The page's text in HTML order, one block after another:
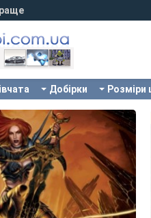
Добірки Розміри